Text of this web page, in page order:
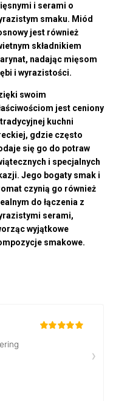
i serami o
smaku. Miód
jest również
składnikiem
nadając mięsom
i wyrazistości.
swoim
jest ceniony
kuchni
gdzie często
się go do potraw
i specjalnych
Jego bogaty smak i
czynią go również
do łączenia z
serami,
wyjątkowe
smakowe.